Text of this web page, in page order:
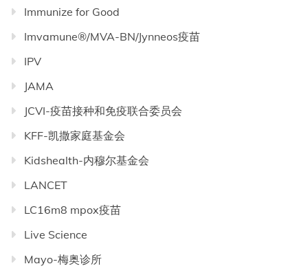
Immunize for Good
Imvamune®/MVA-BN/Jynneos疫苗
IPV
JAMA
JCVI-疫苗接种和免疫联合委员会
KFF-凯撒家庭基金会
Kidshealth-内穆尔基金会
LANCET
LC16m8 mpox疫苗
Live Science
Mayo-梅奥诊所